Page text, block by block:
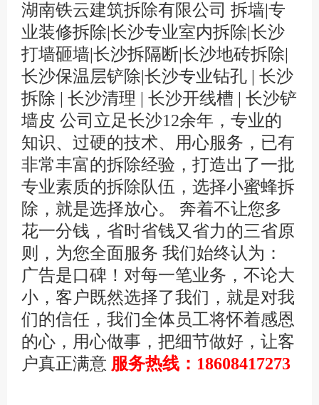
湖南铁云建筑拆除有限公司 拆墙|专
业装修拆除|长沙专业室内拆除|长沙
打墙砸墙|长沙拆隔断|长沙地砖拆除|
长沙保温层铲除|长沙专业钻孔 | 长沙
拆除 | 长沙清理 | 长沙开线槽 | 长沙铲
墙皮 公司立足长沙12余年，专业的
知识、过硬的技术、用心服务，已有
非常丰富的拆除经验，打造出了一批
专业素质的拆除队伍，选择小蜜蜂拆
除，就是选择放心。 奔着不让您多
花一分钱，省时省钱又省力的三省原
则，为您全面服务 我们始终认为：
广告是口碑！对每一笔业务，不论大
小，客户既然选择了我们，就是对我
们的信任，我们全体员工将怀着感恩
的心，用心做事，把细节做好，让客
户真正满意 服务热线：18608417273